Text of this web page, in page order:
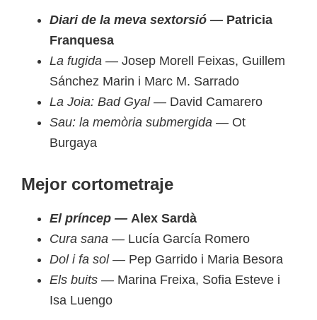
Diari de la meva sextorsió — Patricia
Franquesa
La fugida — Josep Morell Feixas, Guillem
Sánchez Marin i Marc M. Sarrado
La Joia: Bad Gyal — David Camarero
Sau: la memòria submergida — Ot
Burgaya
Mejor cortometraje
El príncep — Alex Sardà
Cura sana — Lucía García Romero
Dol i fa sol — Pep Garrido i Maria Besora
Els buits — Marina Freixa, Sofia Esteve i
Isa Luengo